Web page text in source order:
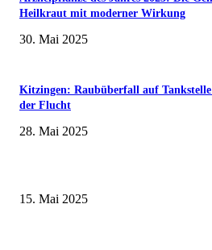
Heilkraut mit moderner Wirkung
30. Mai 2025
Kitzingen: Raubüberfall auf
der Flucht
28. Mai 2025
15. Mai 2025